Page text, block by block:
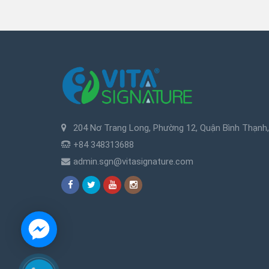
204 Nơ Trang Long, Phường 12, Quận Bình
+84 348313688
admin.sgn@vitasignature.com